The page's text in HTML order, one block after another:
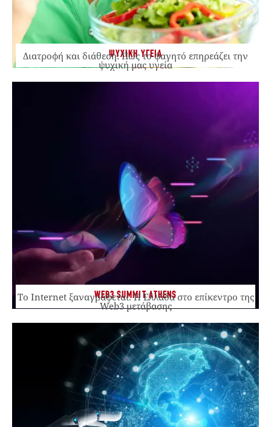
ΨΥΧΙΚΗ ΥΓΕΙΑ
Διατροφή και διάθεση: Πώς το φαγητό επηρεάζει την
ψυχική μας υγεία
WEB3 SUMMIT ATHENS
Το Internet ξαναγράφεται. Η Ελλάδα στο επίκεντρο της
Web3 μετάβασης